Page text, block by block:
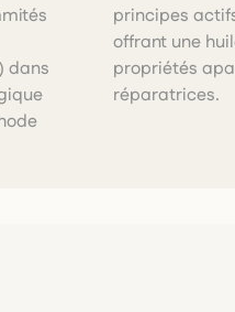
dans
et
réparatrices.